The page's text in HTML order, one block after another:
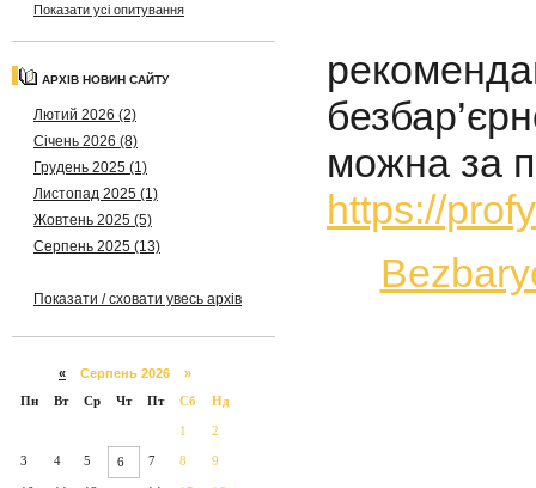
Показати усі опитування
АРХІВ НОВИН САЙТУ
Лютий 2026 (2)
Січень 2026 (8)
Грудень 2025 (1)
Листопад 2025 (1)
Жовтень 2025 (5)
Серпень 2025 (13)
Показати / сховати увесь архів
« Серпень 2026 »
Пн
Вт Ср Чт Пт Сб Нд
1 2
3 4 5 6 7 8 9
можна за
https://